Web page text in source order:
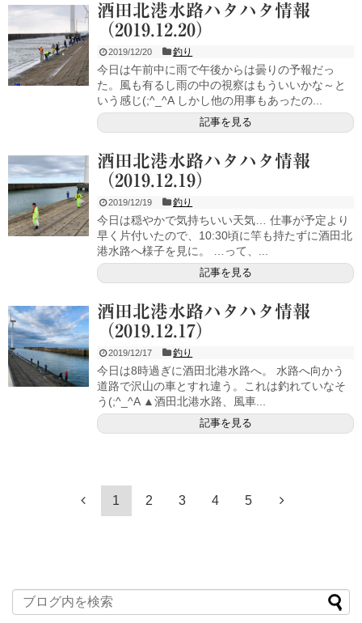
酒田北港水路ハタハタ情報
（2019.12.20）
2019/12/20 釣り
今日は午前中に雨で午後からは曇りの予報だっ
た。風も有るし雨の中の視察はもういいかな～と
いう感じ(;^_^A しかし他の用事もあったの...
記事を見る
酒田北港水路ハタハタ情報
（2019.12.19）
2019/12/19 釣り
今日は穏やかで気持ちいい天気… 仕事が予定より
早く片付いたので、10:30頃に竿も持たずに酒田北
港水路へ様子を見に。 …って、...
記事を見る
酒田北港水路ハタハタ情報
（2019.12.17）
2019/12/17 釣り
今日は8時過ぎに酒田北港水路へ。 水路へ向かう
道路で沢山の車とすれ違う。これは釣れていなそ
う(;^_^A ▲酒田北港水路、風車...
記事を見る
1 2 3 4 5